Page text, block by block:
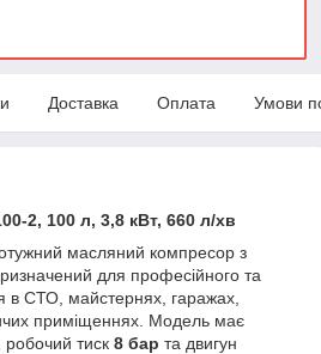
Доставка Оплата Умови
2, 100 л, 3,8 кВт, 660 л/хв
масляний компресор з
для професійного та
в СТО, майстернях, гаражах,
приміщеннях. Модель має
, робочий тиск 8 бар та двигун